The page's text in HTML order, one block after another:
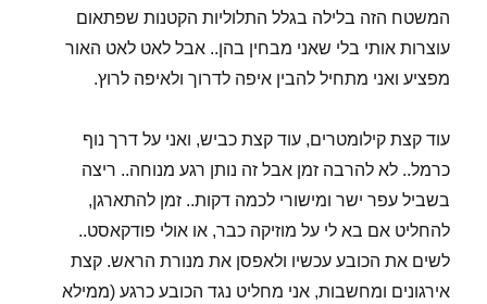
המשטח הזה בלילה בגלל התלוליות הקטנות שפתאום
עוצרות אותי בלי שאני מבחין בהן.. אבל לאט לאט האור
מפציע ואני מתחיל להבין איפה לדרוך ולאיפה לרוץ.
עוד קצת קילומטרים, עוד קצת כביש, ואני על דרך נוף
כרמל.. לא להרבה זמן אבל זה נותן רגע מנוחה.. ריצה
בשביל עפר ישר ומישורי לכמה דקות.. זמן להתארגן,
להחליט אם בא לי על מוזיקה כבר, או אולי פודקאסט..
לשים את הכובע עכשיו ולאפסן את מנורת הראש. קצת
אירגונים ומחשבות, אני מחליט נגד הכובע כרגע (ממילא